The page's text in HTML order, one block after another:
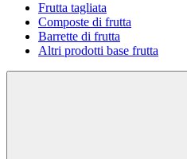
Frutta tagliata
Composte di frutta
Barrette di frutta
Altri prodotti base frutta